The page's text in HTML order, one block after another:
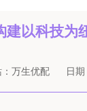
以科技为
：万生优配 日